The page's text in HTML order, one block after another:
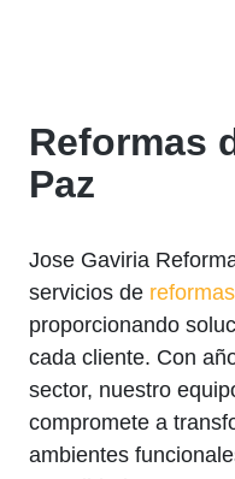
Reformas
Paz
Jose Gaviria
servicios de
proporcionando
cada cliente. Con
sector, nuestro
compromete a
ambientes